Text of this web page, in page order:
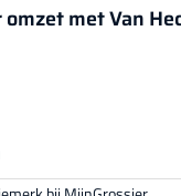
omzet met Van